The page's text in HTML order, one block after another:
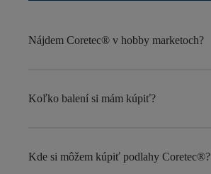
Nájdem Coretec® v hobby marketoch?
Koľko balení si mám kúpiť?
Kde si môžem kúpiť podlahy Coretec®?